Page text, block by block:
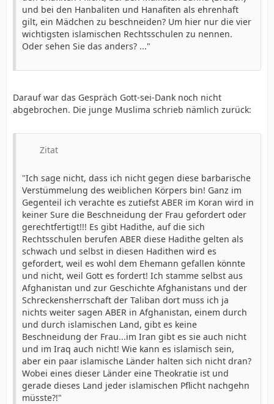
und bei den Hanbaliten und Hanafiten als ehrenhaft
gilt, ein Mädchen zu beschneiden? Um hier nur die vier
wichtigsten islamischen Rechtsschulen zu nennen.
Oder sehen Sie das anders? ..."
Darauf war das Gespräch Gott-sei-Dank noch nicht
abgebrochen. Die junge Muslima schrieb nämlich zurück:
Zitat
"Ich sage nicht, dass ich nicht gegen diese barbarische
Verstümmelung des weiblichen Körpers bin! Ganz im
Gegenteil ich verachte es zutiefst ABER im Koran wird in
keiner Sure die Beschneidung der Frau gefordert oder
gerechtfertigt!!! Es gibt Hadithe, auf die sich
Rechtsschulen berufen ABER diese Hadithe gelten als
schwach und selbst in diesen Hadithen wird es
gefordert, weil es wohl dem Ehemann gefallen könnte
und nicht, weil Gott es fordert! Ich stamme selbst aus
Afghanistan und zur Geschichte Afghanistans und der
Schreckensherrschaft der Taliban dort muss ich ja
nichts weiter sagen ABER in Afghanistan, einem durch
und durch islamischen Land, gibt es keine
Beschneidung der Frau...im Iran gibt es sie auch nicht
und im Iraq auch nicht! Wie kann es islamisch sein,
aber ein paar islamische Länder halten sich nicht dran?
Wobei eines dieser Länder eine Theokratie ist und
gerade dieses Land jeder islamischen Pflicht nachgehn
müsste?!"